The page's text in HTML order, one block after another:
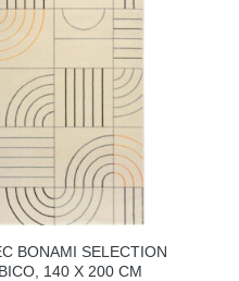
BONAMI SELECTION
140 X 200 CM